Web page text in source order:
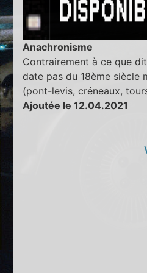
Anachronisme
Contrairement à ce que
date pas du 18ème siècle
(pont-levis, créneaux,
Ajoutée le 12.04.2021